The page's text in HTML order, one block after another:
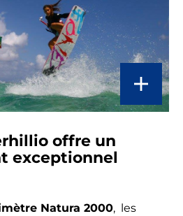
offre un
exceptionnel
Natura 2000, les